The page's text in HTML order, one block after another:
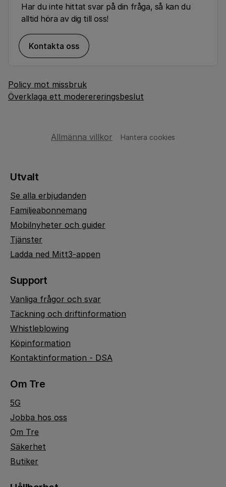
Har du inte hittat svar på din fråga, så kan du
alltid höra av dig till oss!
Kontakta oss
Policy mot missbruk
Överklaga ett moderereringsbeslut
Allmänna villkor Hantera cookies
Utvalt
Se alla erbjudanden
Familjeabonnemang
Mobilnyheter och guider
Tjänster
Ladda ned Mitt3-appen
Support
Vanliga frågor och svar
Täckning och driftinformation
Whistleblowing
Köpinformation
Kontaktinformation - DSA
Om Tre
5G
Jobba hos oss
Om Tre
Säkerhet
Butiker